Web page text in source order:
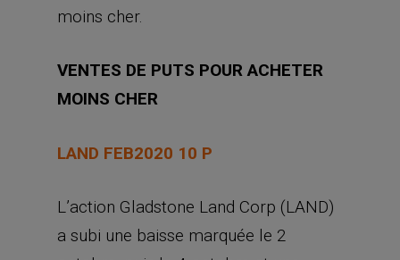
moins cher.
VENTES DE PUTS POUR ACHETER
MOINS CHER
LAND FEB2020 10 P
L’action Gladstone Land Corp (LAND)
a subi une baisse marquée le 2